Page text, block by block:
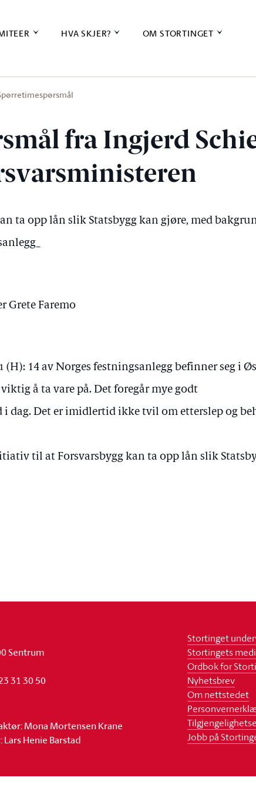
HVA SKJER? OM STORTINGET
fra Ingjerd
ta opp lån slik Statsbygg kan gjøre, med
Grete Faremo
(H): 14 av Norges festningsanlegg befinner seg i
å ta vare på. Det foregår mye godt
i dag. Det er imidlertid ikke tvil om etterslep og
til at Forsvarsbygg kan ta opp lån slik
Sentrum
31 30 50
Mona Mortensen Krane
Henie Barstad
Stortinget
Stortingets
Ordbok for
Nyhetsbrev
Om nettstedet
Jobb på